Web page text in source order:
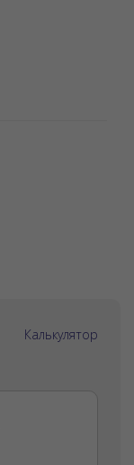
Калькулятор